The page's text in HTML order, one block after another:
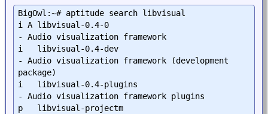
BigOwl:~# aptitude search libvisual
i A libvisual-0.4-0
- Audio visualization framework
i   libvisual-0.4-dev
- Audio visualization framework (development
package)
i   libvisual-0.4-plugins
- Audio visualization framework plugins
p   libvisual-projectm